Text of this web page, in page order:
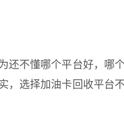
不懂哪个平台好，哪个
，选择加油卡回收平台